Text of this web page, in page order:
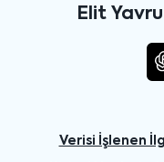
Elit
Verisi İşlenen